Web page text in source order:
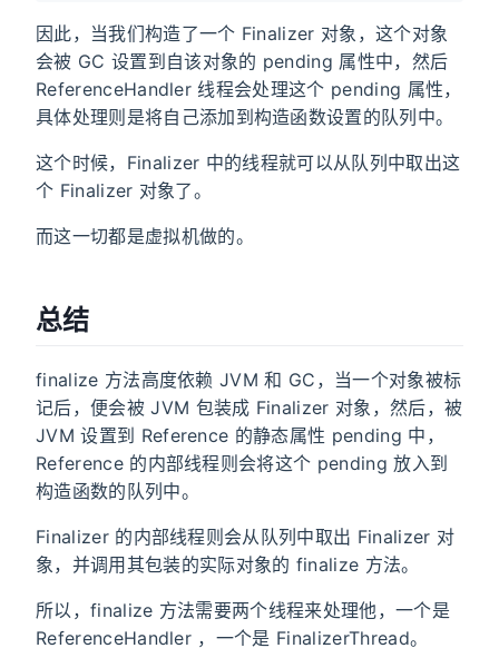
因此，当我们构造了一个 Finalizer 对象，这个对象
会被 GC 设置到自该对象的 pending 属性中，然后
ReferenceHandler 线程会处理这个 pending 属性，
具体处理则是将自己添加到构造函数设置的队列中。
这个时候，Finalizer 中的线程就可以从队列中取出这
个 Finalizer 对象了。
而这一切都是虚拟机做的。
总结
finalize 方法高度依赖 JVM 和 GC，当一个对象被标
记后，便会被 JVM 包装成 Finalizer 对象，然后，被
JVM 设置到 Reference 的静态属性 pending 中，
Reference 的内部线程则会将这个 pending 放入到
构造函数的队列中。
Finalizer 的内部线程则会从队列中取出 Finalizer 对
象，并调用其包装的实际对象的 finalize 方法。
所以，finalize 方法需要两个线程来处理他，一个是
ReferenceHandler ，一个是 FinalizerThread。